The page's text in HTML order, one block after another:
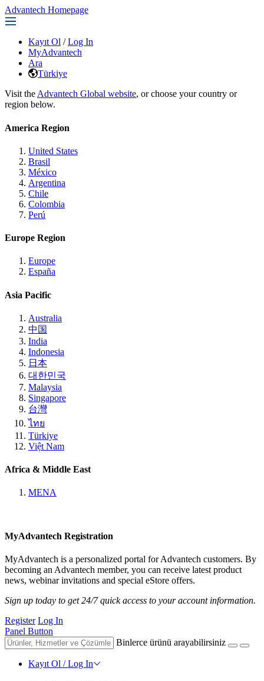
Advantech Homepage
Kayıt Ol / Log In
MyAdvantech
Ara
Türkiye
Visit the Advantech Global website, or choose your country or
region below.
America Region
United States
Brasil
México
Argentina
Chile
Colombia
Perú
Europe Region
Europe
España
Asia Pacific
Australia
中国
India
Indonesia
日本
대한민국
Malaysia
Singapore
台灣
ไทย
Türkiye
Việt Nam
Africa & Middle East
MENA
MyAdvantech Registration
MyAdvantech is a personalized portal for Advantech customers. By
becoming an Advantech member, you can receive latest product
news, webinar invitations and special eStore offers.
Sign up today to get 24/7 quick access to your account information.
Register Log In
Panel Button
Binlerce ürünü arayabilirsiniz
Kayıt Ol / Log In